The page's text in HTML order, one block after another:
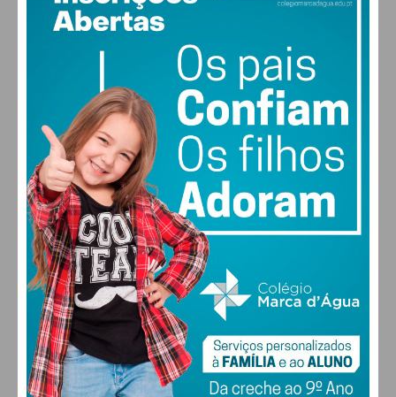
18°
vento: 1m/s SSO
MAX 20 • MIN 18
26°
DOM
28
SEG
30°
TER
31
QUA
FARMACIAS DE SERVIÇO EM PAÇOS DE
FERREIRA